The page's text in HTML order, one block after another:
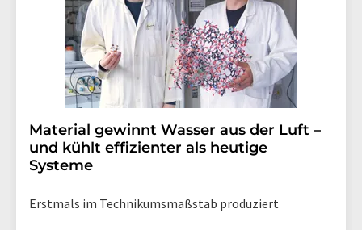
Material gewinnt Wasser aus der Luft –
und kühlt effizienter als heutige
Systeme
Erstmals im Technikumsmaßstab produziert